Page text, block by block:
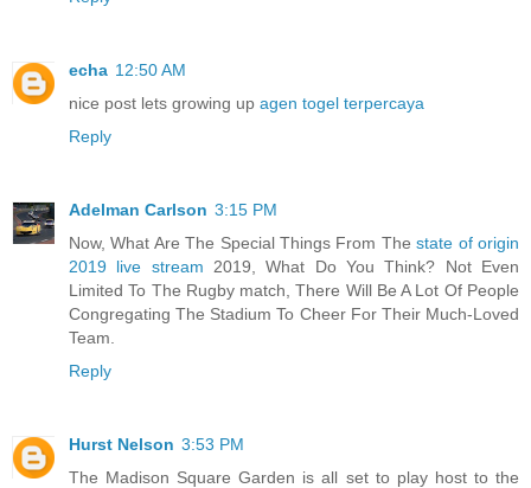
echa 12:50 AM
nice post lets growing up agen togel terpercaya
Reply
Adelman Carlson 3:15 PM
Now, What Are The Special Things From Thestate of origin
2019 live stream 2019, What Do You Think? Not Even
Limited To The Rugby match, There Will Be A Lot Of People
Congregating The Stadium To Cheer For Their Much-Loved
Team.
Reply
Hurst Nelson 3:53 PM
The Madison Square Garden is all set to play host to the